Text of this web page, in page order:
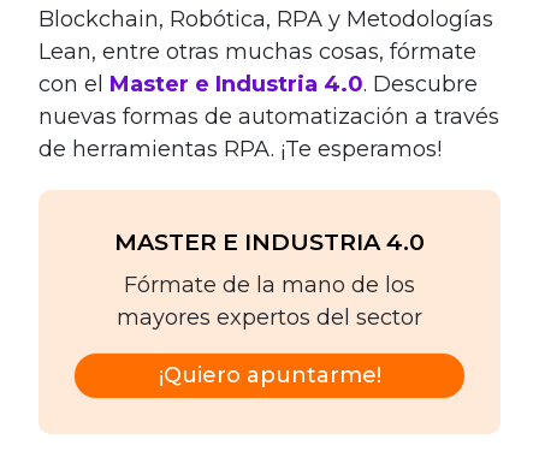
Blockchain, Robótica, RPA y Metodologías
Lean, entre otras muchas cosas, fórmate
con el Master e Industria 4.0. Descubre
nuevas formas de automatización a través
de herramientas RPA. ¡Te esperamos!
MASTER E INDUSTRIA 4.0
Fórmate de la mano de los
mayores expertos del sector
¡Quiero apuntarme!